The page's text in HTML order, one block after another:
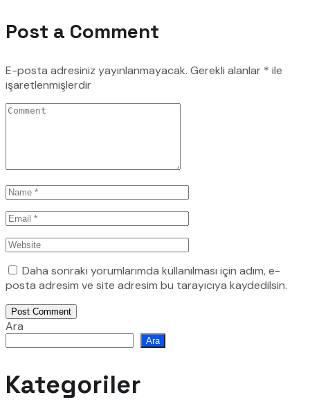
Post a Comment
E-posta adresiniz yayınlanmayacak. Gerekli alanlar * ile
işaretlenmişlerdir
Daha sonraki yorumlarımda kullanılması için adım, e-
posta adresim ve site adresim bu tarayıcıya kaydedilsin.
Post Comment
Ara
Ara
Kategoriler